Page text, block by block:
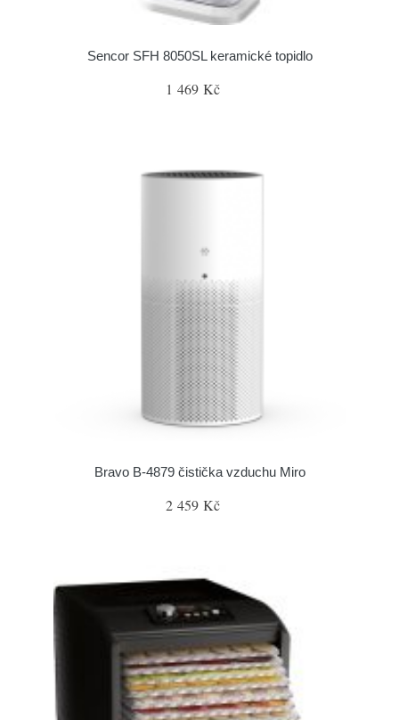
Sencor SFH 8050SL keramické topidlo
1 469 Kč
Bravo B-4879 čistička vzduchu Miro
2 459 Kč